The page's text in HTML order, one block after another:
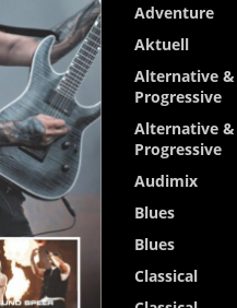
Adventure
Aktuell
Alternative &
Progressive
Alternative &
Progressive
Audimix
Blues
Blues
Classical